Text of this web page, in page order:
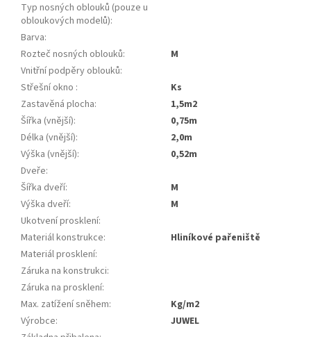
Typ nosných oblouků (pouze u
obloukových modelů):
Barva:
Rozteč nosných oblouků:
m
Vnitřní podpěry oblouků:
Střešní okno :
ks
Zastavěná plocha:
1,5m2
Šířka (vnější):
0,75m
Délka (vnější):
2,0m
Výška (vnější):
0,52m
Dveře:
Šířka dveří:
m
Výška dveří:
m
Ukotvení prosklení:
Materiál konstrukce:
hliníkové pařeniště
Materiál prosklení:
Záruka na konstrukci:
Záruka na prosklení:
Max. zatížení sněhem:
kg/m2
Výrobce:
JUWEL